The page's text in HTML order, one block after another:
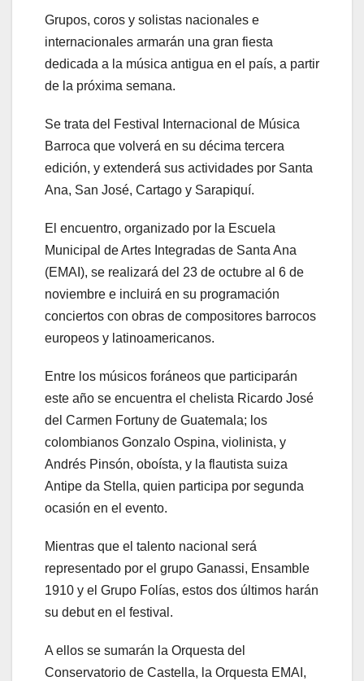
Grupos, coros y solistas nacionales e
internacionales armarán una gran fiesta
dedicada a la música antigua en el país, a partir
de la próxima semana.
Se trata del Festival Internacional de Música
Barroca que volverá en su décima tercera
edición, y extenderá sus actividades por Santa
Ana, San José, Cartago y Sarapiquí.
El encuentro, organizado por la Escuela
Municipal de Artes Integradas de Santa Ana
(EMAI), se realizará del 23 de octubre al 6 de
noviembre e incluirá en su programación
conciertos con obras de compositores barrocos
europeos y latinoamericanos.
Entre los músicos foráneos que participarán
este año se encuentra el chelista Ricardo José
del Carmen Fortuny de Guatemala; los
colombianos Gonzalo Ospina, violinista, y
Andrés Pinsón, oboísta, y la flautista suiza
Antipe da Stella, quien participa por segunda
ocasión en el evento.
Mientras que el talento nacional será
representado por el grupo Ganassi, Ensamble
1910 y el Grupo Folías, estos dos últimos harán
su debut en el festival.
A ellos se sumarán la Orquesta del
Conservatorio de Castella, la Orquesta EMAI,